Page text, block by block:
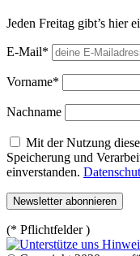
Jeden Freitag gibt’s hier
E-Mail*
Vorname*
Nachname
Mit der Nutzung
Speicherung und
einverstanden.
(* Pflichtfelder )